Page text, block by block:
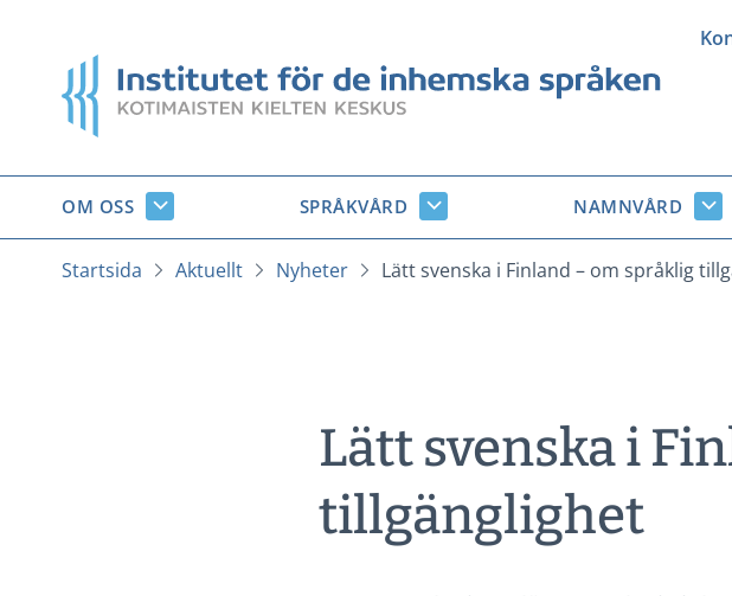
innehåll
Startsida
OM OSS
Om
oss
undersidor
SPRÅKVÅRD
Språkvård
undersidor
NAMNVÅRD
Startsida
Aktuellt Nyheter Lätt svenska i Finland – om språklig
Lätt svenska i
tillgänglighet